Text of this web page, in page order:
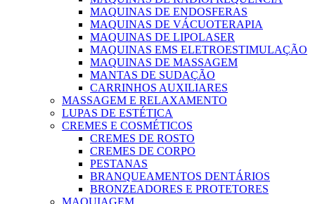
MAQUINAS DE ENDOSFERAS
MAQUINAS DE VÁCUOTERAPIA
MAQUINAS DE LIPOLASER
MAQUINAS EMS ELETROESTIMULAÇÃO
MAQUINAS DE MASSAGEM
MANTAS DE SUDAÇÃO
CARRINHOS AUXILIARES
MASSAGEM E RELAXAMENTO
LUPAS DE ESTÉTICA
CREMES E COSMÉTICOS
CREMES DE ROSTO
CREMES DE CORPO
PESTANAS
BRANQUEAMENTOS DENTÁRIOS
BRONZEADORES E PROTETORES
MAQUIAGEM